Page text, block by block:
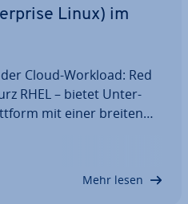
Linux) im
Cloud-Workload: Red
RHEL – bietet Un­ter­
mit einer breiten
In
Mehr lesen